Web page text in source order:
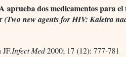
aprueba dos medicamentos para
(Two new agents for HIV: Kaletra
Infect Med2000; 17 (12): 777-781